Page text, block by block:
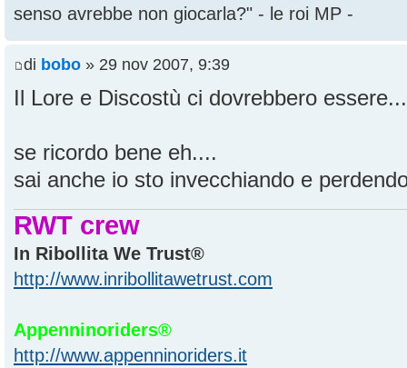
senso avrebbe non giocarla?" - le roi MP -
di bobo » 29 nov 2007, 9:39
Il Lore e Discostù ci dovrebbero
se ricordo bene eh....
sai anche io sto invecchiando e
RWT crew
In Ribollita We Trust®
http://www.inribollitawetrust.com
Appenninoriders®
http://www.appenninoriders.it